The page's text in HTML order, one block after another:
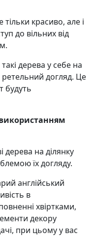
красиво, але і
до вільних від
дерева у себе на
ретельний догляд. Це
будуть
на ділянку
їх догляду.
англійський
в
хвіртками,
декору
при цьому у вас